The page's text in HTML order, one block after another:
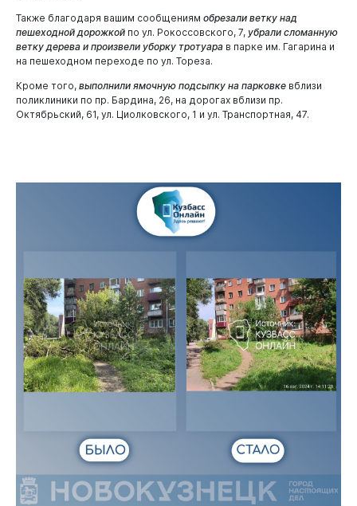
Администрация
Также благодаря вашим сообщениям обрезали ветку над
пешеходной дорожкой по ул. Рокоссовского, 7, убрали сломанную
ветку дерева и произвели уборку тротуара в парке им. Гагарина и
на пешеходном переходе по ул. Тореза.
Кроме того, выполнили ямочную подсыпку на парковке вблизи
поликлиники по пр. Бардина, 26, на дорогах вблизи пр.
Октябрьский, 61, ул. Циолковского, 1 и ул. Транспортная, 47.